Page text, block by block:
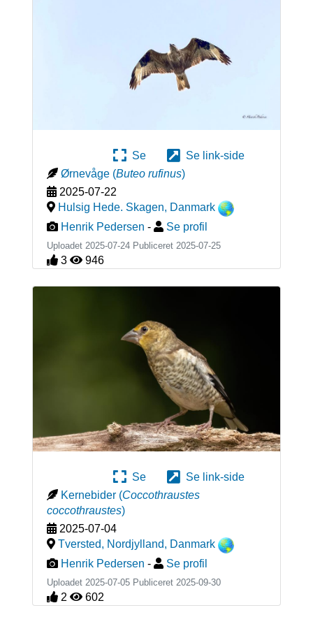
Se
Se link-side
Ørnevåge (Buteo rufinus)
2025-07-22
Hulsig Hede. Skagen, Danmark
Henrik Pedersen - Se profil
Uploadet 2025-07-24 Publiceret 2025-07-25
3 946
Se
Se link-side
Kernebider (Coccothraustes
coccothraustes)
2025-07-04
Tversted, Nordjylland, Danmark
Henrik Pedersen - Se profil
Uploadet 2025-07-05 Publiceret 2025-09-30
2 602